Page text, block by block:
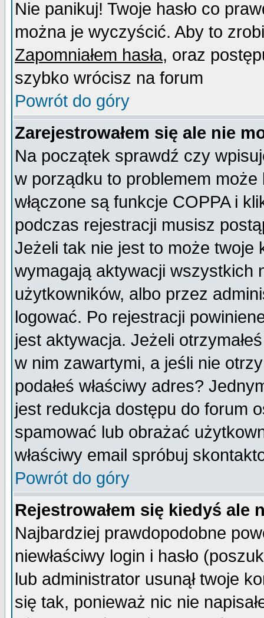
Nie panikuj! Twoje hasło co
można je wyczyścić. Aby to
Zapomniałem hasła, oraz
szybko wrócisz na forum
Powrót do góry
Zarejestrowałem się ale nie
Na początek sprawdź czy
w porządku to problemem
włączone są funkcje COPPA i
podczas rejestracji musisz
Jeżeli tak nie jest to może twoje
wymagają aktywacji wszystkich
użytkowników, albo przez
logować. Po rejestracji
jest aktywacja. Jeżeli
w nim zawartymi, a jeśli nie
podałeś właściwy adres?
jest redukcja dostępu do forum
spamować lub obrażać
właściwy email spróbuj
Powrót do góry
Rejestrowałem się kiedyś ale
Najbardziej prawdopodobne
niewłaściwy login i hasło
lub administrator usunął twoje
się tak, ponieważ nic nie